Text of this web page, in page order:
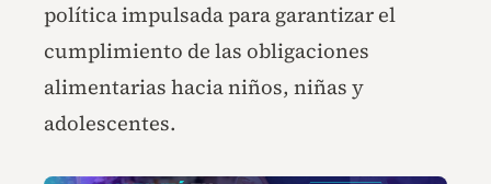
política impulsada para garantizar el
cumplimiento de las obligaciones
alimentarias hacia niños, niñas y
adolescentes.